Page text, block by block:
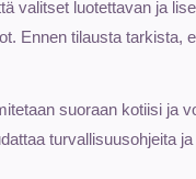
valitset luotettavan ja
Ennen tilausta tarkista,
suoraan kotiisi ja
turvallisuusohjeita